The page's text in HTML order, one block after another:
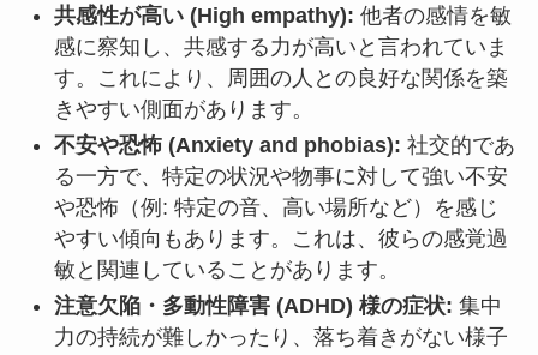
共感性が高い (High empathy): 他者の感情を敏
感に察知し、共感する力が高いと言われていま
す。これにより、周囲の人との良好な関係を築
きやすい側面があります。
不安や恐怖 (Anxiety and phobias): 社交的であ
る一方で、特定の状況や物事に対して強い不安
や恐怖（例: 特定の音、高い場所など）を感じ
やすい傾向もあります。これは、彼らの感覚過
敏と関連していることがあります。
注意欠陥・多動性障害 (ADHD) 様の症状: 集中
力の持続が難しかったり、落ち着きがない様子